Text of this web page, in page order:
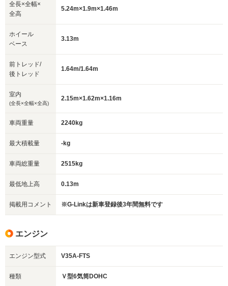
全長×全幅×
全高
5.24m×1.9m×1.46m
ホイール
ベース
3.13m
前トレッド/
後トレッド
1.64m/1.64m
室内
(全長×全幅×全高)
2.15m×1.62m×1.16m
車両重量 2240kg
最大積載量 -kg
車両総重量 2515kg
最低地上高 0.13m
掲載用コメント ※G-Linkは新車登録後3年間無料です
エンジン
エンジン型式 V35A-FTS
種類 Ｖ型6気筒DOHC